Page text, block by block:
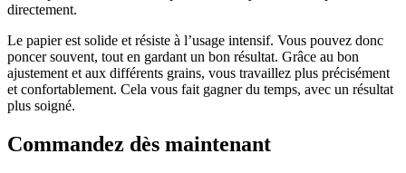
directement.
Le papier est solide et résiste à l’usage intensif. Vous pouvez donc
poncer souvent, tout en gardant un bon résultat. Grâce au bon
ajustement et aux différents grains, vous travaillez plus précisément
et confortablement. Cela vous fait gagner du temps, avec un résultat
plus soigné.
Commandez dès maintenant